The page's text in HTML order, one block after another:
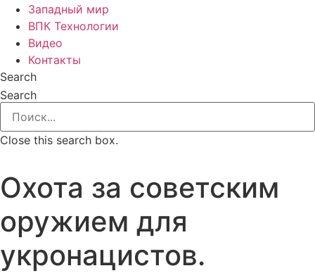
Западный мир
ВПК Технологии
Видео
Контакты
Search
Search
Close this search box.
Охота за советским
оружием для
укронацистов.